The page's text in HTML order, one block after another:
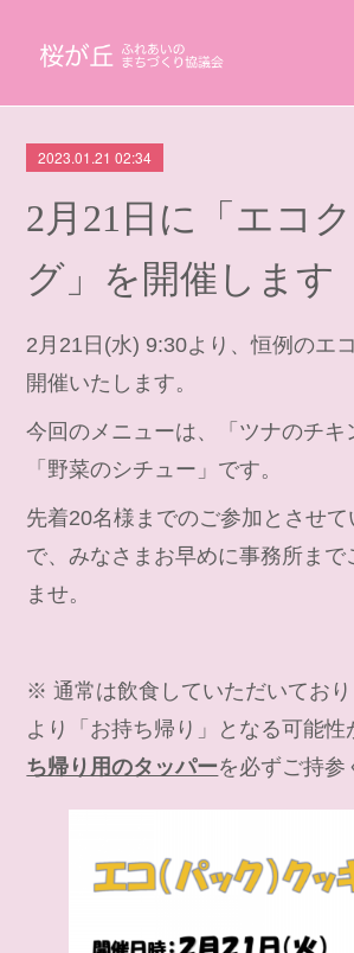
2023.01.21 02:34
2月21日に「エコ
グ」を開催します
2月21日(水) 9:30より、恒例のエ
開催いたします。
今回のメニューは、「ツナのチキ
「野菜のシチュー」です。
先着20名様までのご参加とさせ
で、みなさまお早めに事務所まで
ませ。
※ 通常は飲食していただいてお
より「お持ち帰り」となる可能性
ち帰り用のタッパーを必ずご持参